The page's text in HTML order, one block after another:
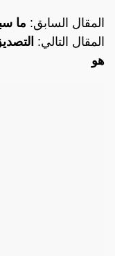
المقال السابق: ما
المقال التالي:
هو